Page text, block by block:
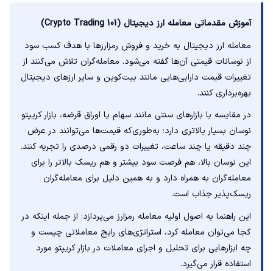
آموزش مقدماتی معامله ارز دیجیتال (Crypto Trading 101)
معامله ارز دیجیتال به خرید و فروش رمزارزها با هدف کسب سود
از نوسانات قیمتی آن‌ها گفته می‌شود. معامله‌گران تلاش می‌کنند از
تغییرات قیمت دارایی‌هایی مانند بیت‌کوین و سایر ارزهای دیجیتال
بهره‌برداری کنند.
در مقایسه با بازارهای سنتی مانند سهام یا اوراق قرضه، بازار کریپتو
نوسان بسیار بالاتری دارد؛ به‌طوری‌که قیمت‌ها می‌توانند در عرض
چند دقیقه یا چند ساعت، تغییرات دو رقمی درصدی را تجربه کنند.
این نوسان بالا، هم فرصت سود بیشتر و هم ریسک بالاتر را برای
معامله‌گران به همراه دارد و به همین دلیل برای معامله‌گران
ریسک‌پذیر جذاب است.
این راهنما به اصول اولیه معامله رمزارز می‌پردازد؛ از جمله اینکه در
کجا می‌توان معامله کرد، استراتژی‌های رایج معاملاتی چیست و
چه ابزارهایی برای تحلیل و اجرای معاملات در بازار کریپتو مورد
استفاده قرار می‌گیرد.